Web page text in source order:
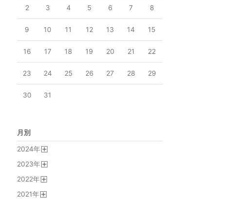
2 3 4 5 6 7 8
9 10 11 12 13 14 15
16 17 18 19 20 21 22
23 24 25 26 27 28 29
30 31
月別
2024年
2023年
2022年
2021年